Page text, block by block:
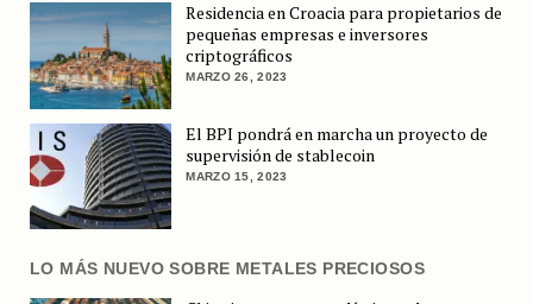
Residencia en Croacia para propietarios de
pequeñas empresas e inversores
criptográficos
MARZO 26, 2023
El BPI pondrá en marcha un proyecto de
supervisión de stablecoin
MARZO 15, 2023
LO MÁS NUEVO SOBRE METALES PRECIOSOS